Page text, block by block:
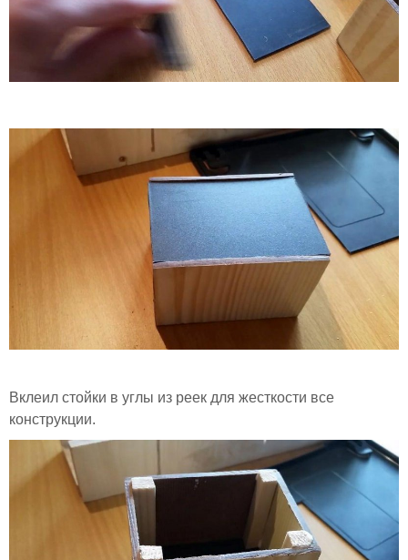
Вклеил стойки в углы из реек для жесткости все
конструкции.